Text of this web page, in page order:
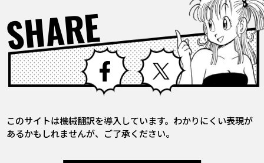
SHARE Facebook X
このサイトは機械翻訳を導入しています。わかりにくい表現が
あるかもしれませんが、ご了承ください。